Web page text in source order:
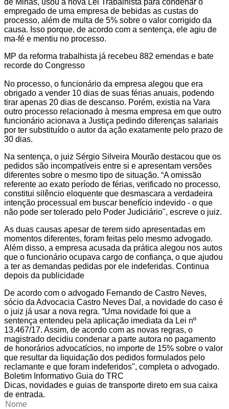
de Minas, usou a nova Lei Trabalhista para condenar o
empregado de uma empresa de bebidas as custas do
processo, além de multa de 5% sobre o valor corrigido da
causa. Isso porque, de acordo com a sentença, ele agiu de
ma-fé e mentiu no processo.
MP da reforma trabalhista já recebeu 882 emendas e bate
recorde do Congresso
No processo, o funcionário da empresa alegou que era
obrigado a vender 10 dias de suas férias anuais, podendo
tirar apenas 20 dias de descanso. Porém, existia na Vara
outro processo relacionado à mesma empresa em que outro
funcionário acionava a Justiça pedindo diferenças salariais
por ter substituído o autor da ação exatamente pelo prazo de
30 dias.
Na sentença, o juiz Sérgio Silveira Mourão destacou que os
pedidos são incompatíveis entre si e apresentam versões
diferentes sobre o mesmo tipo de situação. “A omissão
referente ao exato período de férias, verificado no processo,
constitui silêncio eloquente que desmascara a verdadeira
intenção processual em buscar benefício indevido - o que
não pode ser tolerado pelo Poder Judiciário", escreve o juiz.
As duas causas apesar de terem sido apresentadas em
momentos diferentes, foram feitas pelo mesmo advogado.
Além disso, a empresa acusada da prática alegou nos autos
que o funcionário ocupava cargo de confiança, o que ajudou
a ter as demandas pedidas por ele indeferidas. Continua
depois da publicidade
De acordo com o advogado Fernando de Castro Neves,
sócio da Advocacia Castro Neves Dal, a novidade do caso é
o juiz já usar a nova regra. “Uma novidade foi que a
sentença entendeu pela aplicação imediata da Lei nº
13.467/17. Assim, de acordo com as novas regras, o
magistrado decidiu condenar a parte autora no pagamento
de honorários advocatícios, no importe de 15% sobre o valor
que resultar da liquidação dos pedidos formulados pelo
reclamante e que foram indeferidos", completa o advogado.
Boletim Informativo Guia do TRC
Dicas, novidades e guias de transporte direto em sua caixa
de entrada.